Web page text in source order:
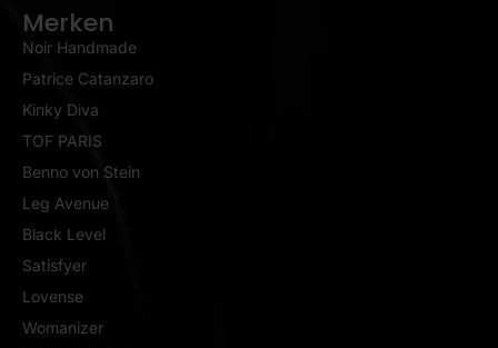
Merken
Noir Handmade
Patrice Catanzaro
Kinky Diva
TOF PARIS
Benno von Stein
Leg Avenue
Black Level
Satisfyer
Lovense
Womanizer